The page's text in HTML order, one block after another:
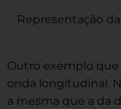
Representação
Outro exemplo
onda longitudinal.
a mesma que a da